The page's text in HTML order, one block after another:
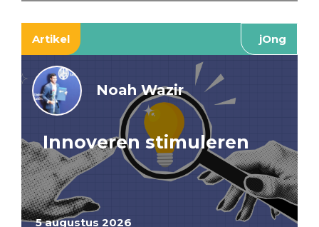
Artikel jOng
5 augustus 2026
Noah Wazir
Innoveren stimuleren